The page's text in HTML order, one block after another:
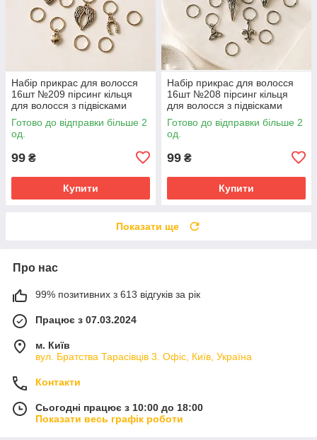
Набір прикрас для волосся
16шт №209 пірсинг кільця
для волосся з підвісками
Готово до відправки більше 2
од.
99 ₴
Купити
Набір прикрас для волосся
16шт №208 пірсинг кільця
для волосся з підвісками
Готово до відправки більше 2
од.
99 ₴
Купити
Показати ще
Про нас
99% позитивних з 613 відгуків за рік
Працює з 07.03.2024
м. Київ
вул. Братства Тарасівців 3. Офіс, Київ, Україна
Контакти
Сьогодні працює з 10:00 до 18:00
Показати весь графік роботи